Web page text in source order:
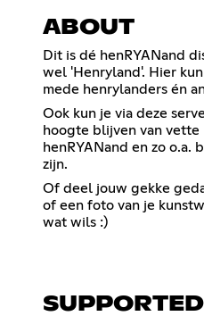
ABOUT
Dit is dé henRYANand
wel 'Henryland'. Hier
mede henrylanders én
Ook kun je via deze
hoogte blijven van vette
henRYANand en zo o.a.
zijn.
Of deel jouw gekke
of een foto van je
wat wils :)
SUPPORTED